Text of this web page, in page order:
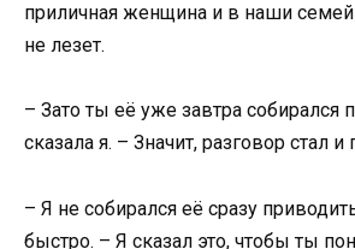
приличная женщина и в наши
не лезет.
– Зато ты её уже завтра собирался
сказала я. – Значит, разговор стал и
– Я не собирался её сразу
быстро. – Я сказал это, чтобы ты